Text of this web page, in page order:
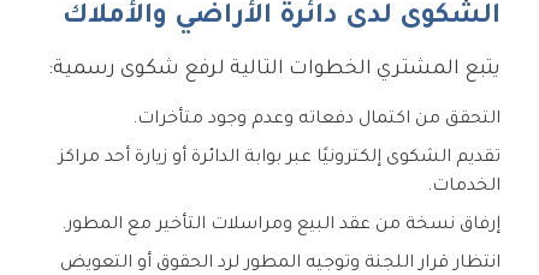
الشكوى لدى دائرة الأراضي والأملاك
يتبع المشتري الخطوات التالية لرفع شكوى رسمية:
التحقق من اكتمال دفعاته وعدم وجود متأخرات.
تقديم الشكوى إلكترونيًا عبر بوابة الدائرة أو زيارة أحد مراكز
الخدمات.
إرفاق نسخة من عقد البيع ومراسلات التأخير مع المطور.
انتظار قرار اللجنة وتوجيه المطور لرد الحقوق أو التعويض